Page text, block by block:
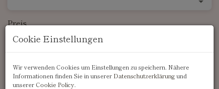
Preis
Zimmer
Cookie Einstellungen
Wir verwenden Cookies um Einstellungen zu speichern. Nähere
Informationen finden Sie in unserer Datenschutzerklärungund
unserer Cookie Policy.